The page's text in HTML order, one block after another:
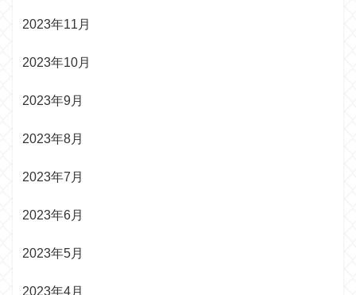
2023年11月
2023年10月
2023年9月
2023年8月
2023年7月
2023年6月
2023年5月
2023年4月